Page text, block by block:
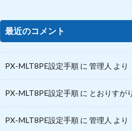
最近のコメント
PX-MLT8PE設定手順 に 管理人 より
PX-MLT8PE設定手順 に とおりすが
PX-MLT8PE設定手順 に 管理人 より